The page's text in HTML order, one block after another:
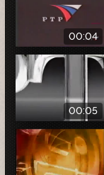
00:04
00:05